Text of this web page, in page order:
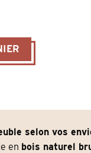
blanc largeur
selon vos
en bois naturel